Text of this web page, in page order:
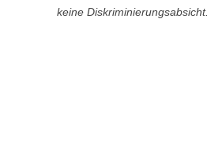
keine Diskriminierungsabsicht.